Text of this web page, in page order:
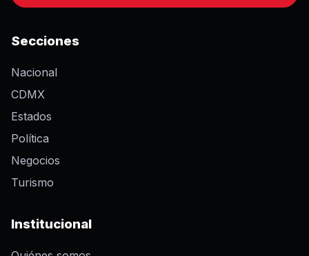
Secciones
Nacional
CDMX
Estados
Política
Negocios
Turismo
Institucional